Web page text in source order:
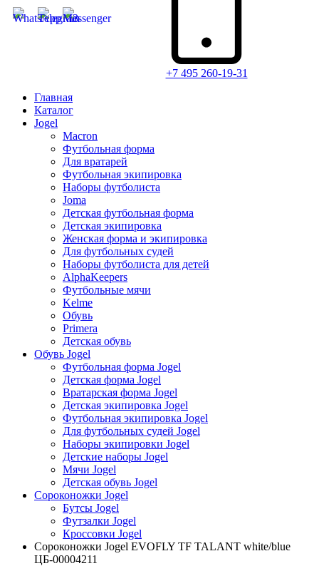
+7 495 260-19-31
Главная
Каталог
Jogel
Macron
Футбольная форма
Для вратарей
Футбольная экипировка
Наборы футболиста
Joma
Детская футбольная форма
Детская экипировка
Женская форма и экипировка
Для футбольных судей
Наборы футболиста для детей
AlphaKeepers
Футбольные мячи
Kelme
Обувь
Primera
Детская обувь
Обувь Jogel
Футбольная форма Jogel
Детская форма Jogel
Вратарская форма Jogel
Детская экипировка Jogel
Футбольная экипировка Jogel
Для футбольных судей Jogel
Наборы экипировки Jogel
Детские наборы Jogel
Мячи Jogel
Детская обувь Jogel
Сороконожки Jogel
Бутсы Jogel
Футзалки Jogel
Кроссовки Jogel
Сороконожки Jogel EVOFLY TF TALANT white/blue
ЦБ-00004211